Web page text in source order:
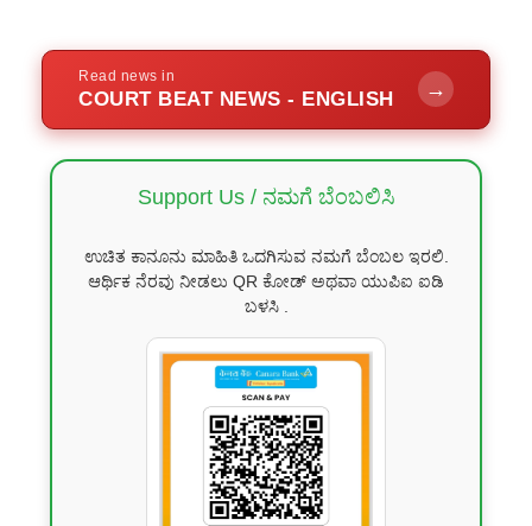
Read news in
COURT BEAT NEWS - ENGLISH →
Support Us / ನಮಗೆ ಬೆಂಬಲಿಸಿ
ಉಚಿತ ಕಾನೂನು ಮಾಹಿತಿ ಒದಗಿಸುವ ನಮಗೆ ಬೆಂಬಲ ಇರಲಿ.
ಆರ್ಥಿಕ ನೆರವು ನೀಡಲು QR ಕೋಡ್ ಅಥವಾ ಯುಪಿಐ ಐಡಿ
ಬಳಸಿ .